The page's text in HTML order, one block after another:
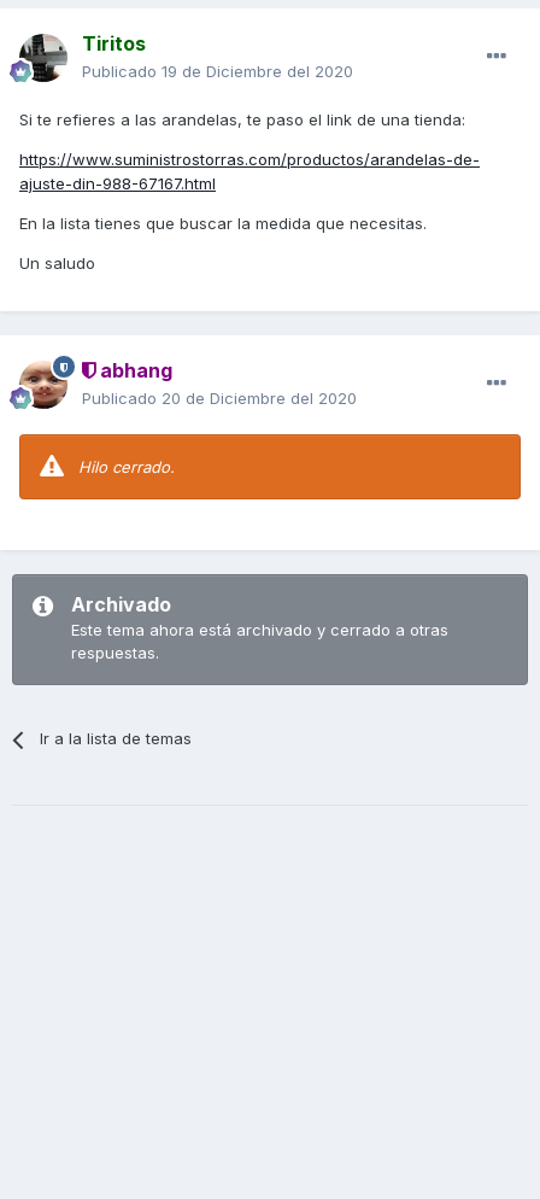
Tiritos
Publicado 19 de Diciembre del 2020
Si te refieres a las arandelas, te paso el link de una tienda:
https://www.suministrostorras.com/productos/arandelas-de-
ajuste-din-988-67167.html
En la lista tienes que buscar la medida que necesitas.
Un saludo
abhang
Publicado 20 de Diciembre del 2020
Hilo cerrado.
Archivado
Este tema ahora está archivado y cerrado a otras
respuestas.
Ir a la lista de temas